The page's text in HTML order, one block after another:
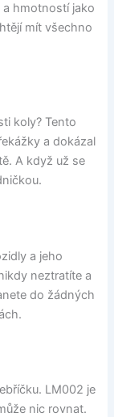
a hmotností jako
mít všechno
koly? Tento
a dokázal
A když už se
a jeho
neztratíte a
do žádných
LM002 je
nic rovnat.